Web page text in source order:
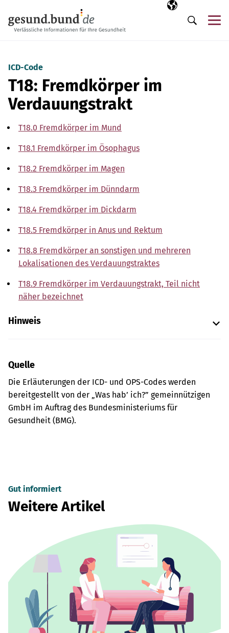
Ausgewählte
DE
Suche
ICD-Code
T18: Fremdkörper im
Verdauungstrakt
T18.0 Fremdkörper im Mund
T18.1 Fremdkörper im Ösophagus
T18.2 Fremdkörper im Magen
T18.3 Fremdkörper im Dünndarm
T18.4 Fremdkörper im Dickdarm
T18.5 Fremdkörper in Anus und Rektum
T18.8 Fremdkörper an sonstigen und mehreren
Lokalisationen des Verdauungstraktes
T18.9 Fremdkörper im Verdauungstrakt, Teil nicht
näher bezeichnet
Hinweis
Quelle
Die Erläuterungen der ICD- und OPS-Codes werden
bereitgestellt von der „Was hab’ ich?” gemeinnützigen
GmbH im Auftrag des Bundesministeriums für
Gesundheit (BMG).
Gut informiert
Weitere Artikel